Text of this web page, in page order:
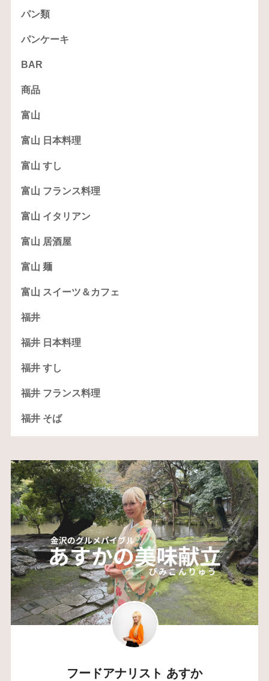
パン類
パンケーキ
BAR
商品
富山
富山 日本料理
富山 すし
富山 フランス料理
富山 イタリアン
富山 居酒屋
富山 麺
富山 スイーツ＆カフェ
福井
福井 日本料理
福井 すし
福井 フランス料理
福井 そば
フードアナリスト あすか